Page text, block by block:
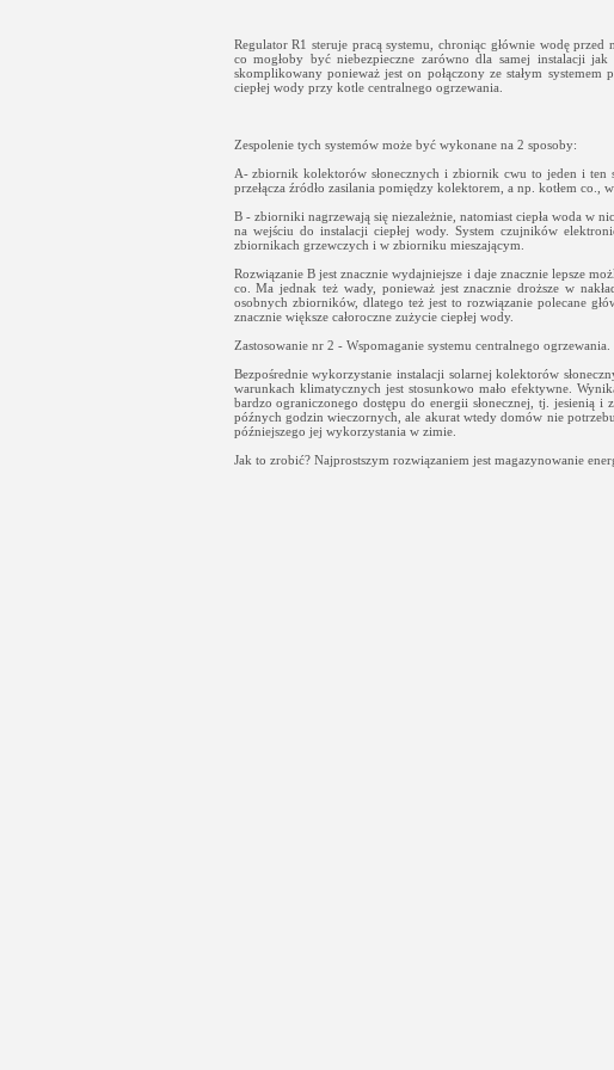
Regulator R1 steruje pracą systemu, chroniąc głównie wodę
co mogłoby być niebezpieczne zarówno dla samej instalacji
skomplikowany ponieważ jest on połączony ze stałym
ciepłej wody przy kotle centralnego ogrzewania.
Zespolenie tych systemów może być wykonane na 2 sposoby:
A- zbiornik kolektorów słonecznych i zbiornik cwu to jeden i ten
przełącza źródło zasilania pomiędzy kolektorem, a np. kotłem co.,
B - zbiorniki nagrzewają się niezależnie, natomiast ciepła woda w
na wejściu do instalacji ciepłej wody. System czujników
zbiornikach grzewczych i w zbiorniku mieszającym.
Rozwiązanie B jest znacznie wydajniejsze i daje znacznie lepsze
co. Ma jednak też wady, ponieważ jest znacznie droższe w
osobnych zbiorników, dlatego też jest to rozwiązanie polecane
znacznie większe całoroczne zużycie ciepłej wody.
Zastosowanie nr 2 - Wspomaganie systemu centralnego ogrzewania.
Bezpośrednie wykorzystanie instalacji solarnej kolektorów
warunkach klimatycznych jest stosunkowo mało efektywne.
bardzo ograniczonego dostępu do energii słonecznej, tj. jesienią
późnych godzin wieczornych, ale akurat wtedy domów nie
późniejszego jej wykorzystania w zimie.
Jak to zrobić? Najprostszym rozwiązaniem jest magazynowanie